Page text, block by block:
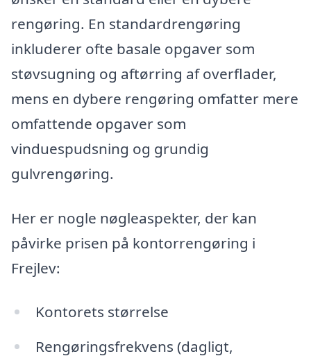
rengøring. En standardrengøring
inkluderer ofte basale opgaver som
støvsugning og aftørring af overflader,
mens en dybere rengøring omfatter mere
omfattende opgaver som
vinduespudsning og grundig
gulvrengøring.
Her er nogle nøgleaspekter, der kan
påvirke prisen på kontorrengøring i
Frejlev:
Kontorets størrelse
Rengøringsfrekvens (dagligt,